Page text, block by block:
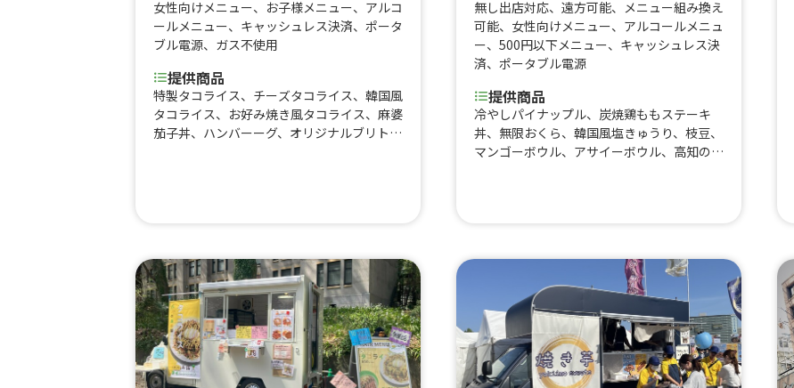
女性向けメニュー、 お子様メニュー、 アルコ
ールメニュー、 キャッシュレス決済、 ポータ
ブル電源、 ガス不使用
提供商品
特製タコライス、チーズタコライス、韓国風
タコライス、お好み焼き風タコライス、麻婆
茄子丼、ハンバーーグ、オリジナルブリト
限定】カップマフィン〜さくらソース〜、カ
ップマフィン、カップタコス、手焼きワッフ
ルカップ、かき氷、おつまみ各種、チュロ
ス、海鮮もちもち水餃子、コリコリ軟骨入り
鶏つくね、ホットドリンク、ドリンク、ペッ
トラムネ、アルコール各種、ドリロコス、玉
こんにゃく、ジューシーなソーセージ、ワッ
無し出店対応、 遠方可能、 メニュー組み換え
可能、 女性向けメニュー、 アルコールメニュ
ー、 500円以下メニュー、 キャッシュレス決
済、 ポータブル電源
提供商品
冷やしパイナップル、炭焼鶏ももステーキ
丼、無限おくら、韓国風塩きゅうり、枝豆、
マンゴーボウル、アサイーボウル、高知のソ
桜のビスケッティー、イチゴ練乳パフェ、世
界で1番売れているソーセージを使ったフラ
ンクフルト、豚せんべい、香薫ホットドッ
グ フライドポテトセット、アイスティー、
ホットティー、桜葉入りピンクのわらび餅、
豚汁おにぎりセット、香薫ホットドッグ フ
ライドポテト ドリンクセット、香薫ホット